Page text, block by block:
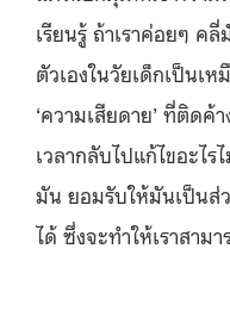
เรียนรู้ ถ้าเราค่อยๆ ค
ตัวเองในวัยเด็กเป็นเ
‘ความเสียดาย’ ที่ติดค้
เวลากลับไปแก้ไขอะไ
มัน ยอมรับให้มันเป็นส่
ได้ ซึ่งจะทำให้เราสา